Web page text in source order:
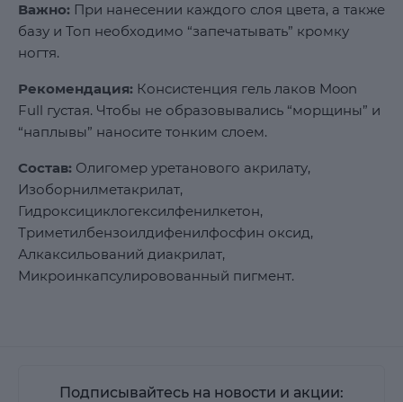
Важно: При нанесении каждого слоя цвета, а также
базу и Топ необходимо “запечатывать” кромку
ногтя.
Рекомендация: Консистенция гель лаков Moon
Full густая. Чтобы не образовывались “морщины” и
“наплывы” наносите тонким слоем.
Состав: Олигомер уретанового акрилату,
Изоборнилметакрилат,
Гидроксициклогексилфенилкетон,
Триметилбензоилдифенилфосфин оксид,
Алкаксильований диакрилат,
Микроинкапсулировованный пигмент.
Подписывайтесь на новости и акции: